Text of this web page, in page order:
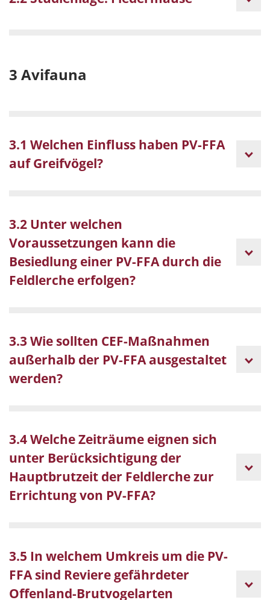
3 Avifauna
3.1 Welchen Einfluss haben PV-FFA
auf Greifvögel?
3.2 Unter welchen
Voraussetzungen kann die
Besiedlung einer PV-FFA durch die
Feldlerche erfolgen?
3.3 Wie sollten CEF-Maßnahmen
außerhalb der PV-FFA ausgestaltet
werden?
3.4 Welche Zeiträume eignen sich
unter Berücksichtigung der
Hauptbrutzeit der Feldlerche zur
Errichtung von PV-FFA?
3.5 In welchem Umkreis um die PV-
FFA sind Reviere gefährdeter
Offenland-Brutvogelarten